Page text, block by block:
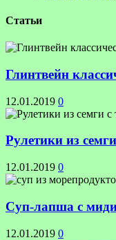
Статьи
Глинтвейн
12.01.2019 0
Рулетики из
12.01.2019 0
Суп-лапша с
12.01.2019 0